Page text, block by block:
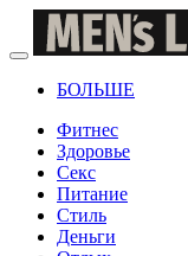
БОЛЬШЕ
Фитнес
Здоровье
Секс
Питание
Стиль
Деньги